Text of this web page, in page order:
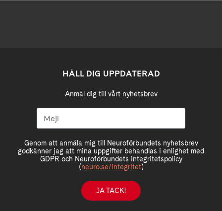
HÅLL DIG UPPDATERAD
Anmäl dig till vårt nyhetsbrev
Genom att anmäla mig till Neuroförbundets nyhetsbrev
godkänner jag att mina uppgifter behandlas i enlighet med
GDPR och Neuroförbundets integritetspolicy
(neuro.se/integritet)
JA TACK!